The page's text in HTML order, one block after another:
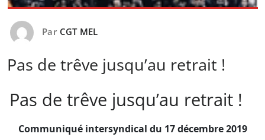
Par CGT MEL
Pas de trêve jusqu’au retrait !
Pas de trêve jusqu’au retrait !
Communiqué intersyndical du 17 décembre 2019